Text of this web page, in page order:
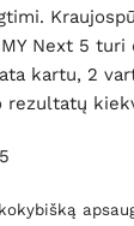
Next 5
kartu, 2
rezultatų